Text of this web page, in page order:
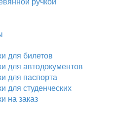
для билетов
для автодокументов
для паспорта
для студенческих
на заказ